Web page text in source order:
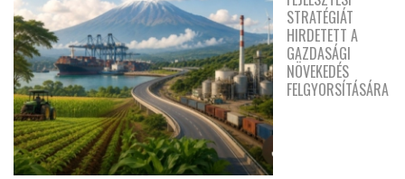
STRATÉGIÁT
HIRDETETT A
GAZDASÁGI
NÖVEKEDÉS
FELGYORSÍTÁSÁRA